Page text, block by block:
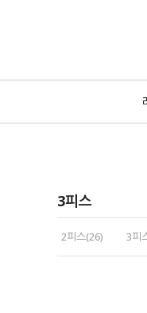
3피스
2피스(26) 3피